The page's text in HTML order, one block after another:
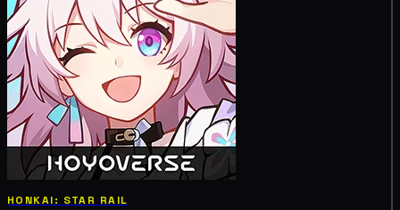
HONKAI: STAR RAIL